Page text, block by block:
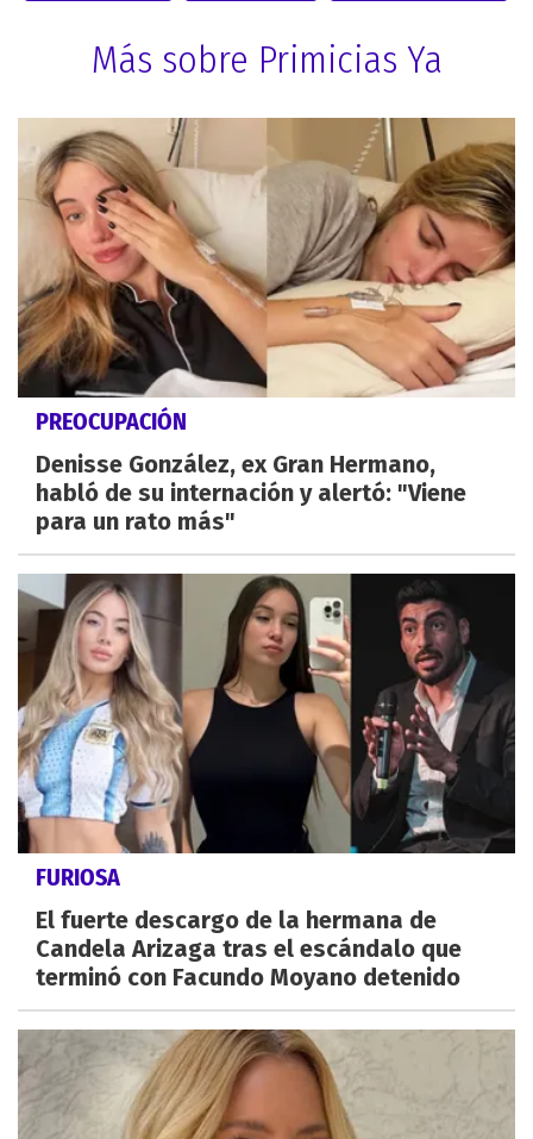
Más sobre Primicias Ya
PREOCUPACIÓN
Denisse González, ex Gran Hermano,
habló de su internación y alertó: "Viene
para un rato más"
FURIOSA
El fuerte descargo de la hermana de
Candela Arizaga tras el escándalo que
terminó con Facundo Moyano detenido